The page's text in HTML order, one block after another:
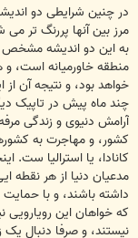
در چنین شرایطی دو
مرز بین آنها پررنگ تر
به این دو اندیشه مشخص
منطقه خاورمیانه است،
خواهد بود، و نتیجه آن
چند ماه پیش در تاپیک
آرامش دنیوی و زندگی
کشور، و مهاجرت به
کانادا، یا استرالیا
مدعیان دنیا از هر نقطه
داشته باشند، و با
که خواهان این
نیستند، و صرفا دنبال